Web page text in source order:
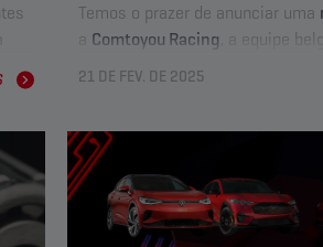
14
Temos o prazer de anunciar uma
a Comtoyou Racing , a equipe
oficialmente apoiada pela
ComoParceiro Oficial de
impulsionar o desempenho da
suas inovações e tecnologias de
Além disso, as duas partes irão
desenvolvimento de soluções
21 DE FEV. DE 2025